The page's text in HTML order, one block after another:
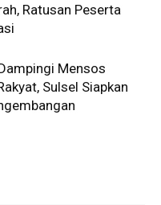
Ratusan Peserta
Mensos
Sulsel Siapkan